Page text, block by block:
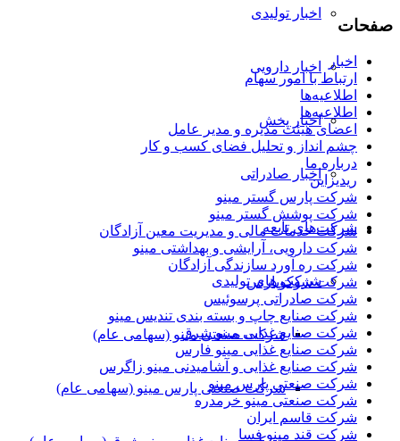
اخبار تولیدی
اخبار دارویی
اخبار پخش
اخبار صادراتی
شرکت‌های تابعه
شرکت های تولیدی
شرکت صنعتی مینو (سهامی عام)
شرکت صنعتی پارس مینو (سهامی عام)
صفحات
اخبار
ارتباط با امور سهام
اطلاعیه‌ها
اطلاعیه‌ها
اعضای هیئت مدیره و مدیر عامل
چشم انداز و تحلیل فضای کسب و کار
درباره ما
ریدیزاین
شرکت پارس گستر مینو
شرکت پوشش گستر مینو
شرکت خدمات مالی و مدیریت معین آزادگان
شرکت دارویی، آرایشی و بهداشتی مینو
شرکت ره آورد سازندگی آزادگان
شرکت شوکوپارس
شرکت صادراتی پرسوئیس
شرکت صنایع چاپ و بسته بندی تندیس مینو
شرکت صنایع غذایی مینو شرق
شرکت صنایع غذایی مینو فارس
شرکت صنایع غذایی و آشامیدنی مینو زاگرس
شرکت صنعتی پارس مینو
شرکت صنعتی مینو خرمدره
شرکت قاسم ایران
شرکت قند مینو فسا